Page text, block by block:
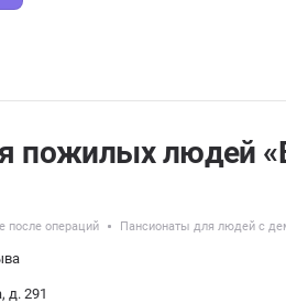
пожилых людей
после операций Пансионаты для людей с
д. 291